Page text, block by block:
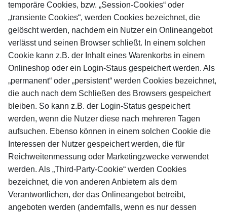
temporäre Cookies, bzw. „Session-Cookies“ oder
„transiente Cookies“, werden Cookies bezeichnet, die
gelöscht werden, nachdem ein Nutzer ein Onlineangebot
verlässt und seinen Browser schließt. In einem solchen
Cookie kann z.B. der Inhalt eines Warenkorbs in einem
Onlineshop oder ein Login-Staus gespeichert werden. Als
„permanent“ oder „persistent“ werden Cookies bezeichnet,
die auch nach dem Schließen des Browsers gespeichert
bleiben. So kann z.B. der Login-Status gespeichert
werden, wenn die Nutzer diese nach mehreren Tagen
aufsuchen. Ebenso können in einem solchen Cookie die
Interessen der Nutzer gespeichert werden, die für
Reichweitenmessung oder Marketingzwecke verwendet
werden. Als „Third-Party-Cookie“ werden Cookies
bezeichnet, die von anderen Anbietern als dem
Verantwortlichen, der das Onlineangebot betreibt,
angeboten werden (andernfalls, wenn es nur dessen